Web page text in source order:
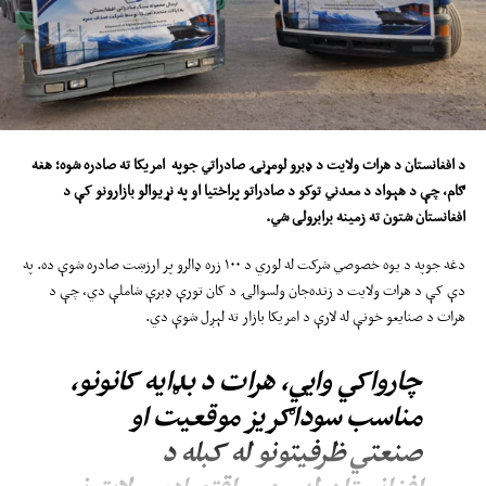
د افغانستان دهرات ولایت دډبرو لومړنۍ صادراتي جوپه امریکا تهصادرهشوه؛ هغه
ګام،چې د هېواد د معدني توکو د صادراتو پراختیا او په نړیوالو بازارونو کې د
افغانستانشتون تهزمینه برابرولی شي.
دغه جوپه د یوه خصوصي شرکت له لوري د ۱۰۰ زره ډالرو پر ارزښت صادره شوې ده. په
دې کې د هرات ولایت د زنده‌جان ولسوالۍ د کان تورې ډبرې شاملې دي، چې د
هرات د صنایعو خونې له لارې د امریکا بازار ته لېږل شوې دي.
چارواکي وايي، هرات د بډایه کانونو،
مناسب سوداګریز موقعیت او
صنعتي ظرفیتونو له کبله د